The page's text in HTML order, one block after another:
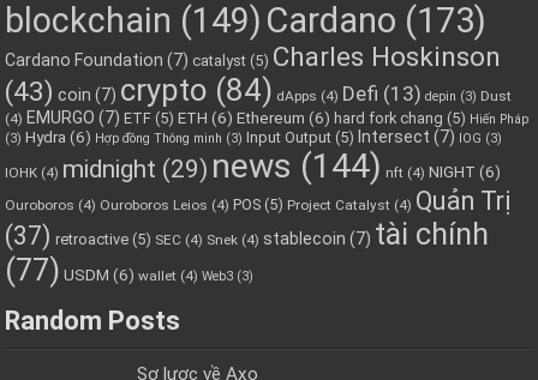
blockchain (149) Cardano (173)
Cardano Foundation (7) catalyst (5) Charles Hoskinson
(43) coin (7) crypto (84) dApps (4) Defi (13) depin (3) Dust
(4) EMURGO (7) ETF (5) ETH (6) Ethereum (6) hard fork chang (5) Hiến Pháp
(3) Hydra (6) Hợp đồng Thông minh (3) Input Output (5) Intersect (7) IOG (3)
IOHK (4) midnight (29) news (144) nft (4) NIGHT (6)
Ouroboros (4) Ouroboros Leios (4) POS (5) Project Catalyst (4) Quản Trị
(37) retroactive (5) SEC (4) Snek (4) stablecoin (7) tài chính
(77) USDM (6) wallet (4) Web3 (3)
Random Posts
Sơ lược về Axo